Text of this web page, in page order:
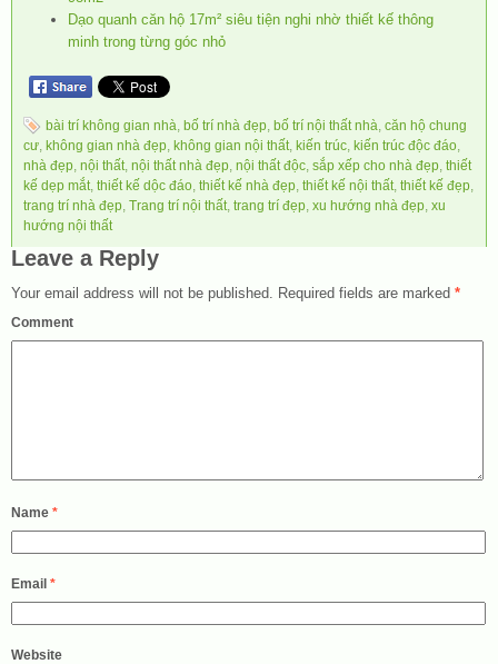
Dạo quanh căn hộ 17m² siêu tiện nghi nhờ thiết kế thông
minh trong từng góc nhỏ
bài trí không gian nhà bố trí nhà đẹp bố trí nội thất nhà căn hộ chung
cư không gian nhà đẹp không gian nội thất kiến trúc kiến trúc độc đáo
nhà đẹp nội thất nội thất nhà đẹp nội thất độc sắp xếp cho nhà đẹp thiết
kế dẹp mắt thiết kế dộc đáo thiết kế nhà đẹp thiết kế nội thất thiết kế đẹp
trang trí nhà đẹp Trang trí nội thất trang trí đẹp xu hướng nhà đẹp xu
hướng nội thất
Leave a Reply
Your email address will not be published. Required fields are marked *
Comment
Name *
Email *
Website